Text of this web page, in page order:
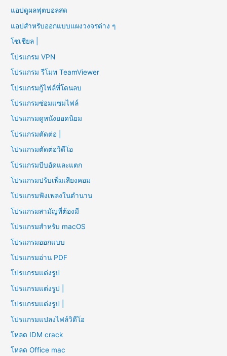
แอปดูผลฟุตบอลสด
แอปสำหรับออกแบบแผงวงจรต่าง ๆ
โซเชียล |
โปรแกรม VPN
โปรแกรม รีโมท TeamViewer
โปรแกรมกู้ไฟล์ที่โดนลบ
โปรแกรมซ่อมแซมไฟล์
โปรแกรมดูหนังยอดนิยม
โปรแกรมตัดต่อ |
โปรแกรมตัดต่อวิดีโอ
โปรแกรมบีบอัดและแตก
โปรแกรมปรับเพิ่มเสียงคอม
โปรแกรมฟังเพลงในตำนาน
โปรแกรมสามัญที่ต้องมี
โปรแกรมสำหรับ macOS
โปรแกรมออกแบบ
โปรแกรมอ่าน PDF
โปรแกรมแต่งรูป
โปรแกรมแต่งรูป |
โปรแกรมแต่งรูป |
โปรแกรมแปลงไฟล์วิดีโอ
โหลด IDM crack
โหลด Office mac